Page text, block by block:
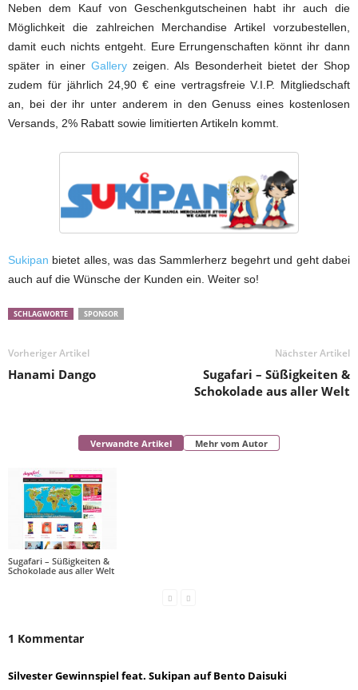
Neben dem Kauf von Geschenkgutscheinen habt ihr auch die
Möglichkeit die zahlreichen Merchandise Artikel vorzubestellen,
damit euch nichts entgeht. Eure Errungenschaften könnt ihr dann
später in einer Gallery zeigen. Als Besonderheit bietet der Shop
zudem für jährlich 24,90 € eine vertragsfreie V.I.P. Mitgliedschaft
an, bei der ihr unter anderem in den Genuss eines kostenlosen
Versands, 2% Rabatt sowie limitierten Artikeln kommt.
Sukipan bietet alles, was das Sammlerherz begehrt und geht dabei
auch auf die Wünsche der Kunden ein. Weiter so!
SCHLAGWORTE SPONSOR
Vorheriger Artikel
Hanami Dango
Nächster Artikel
Sugafari – Süßigkeiten &
Schokolade aus aller Welt
Verwandte Artikel Mehr vom Autor
Sugafari – Süßigkeiten &
Schokolade aus aller Welt
1 Kommentar
Silvester Gewinnspiel feat. Sukipan auf Bento Daisuki